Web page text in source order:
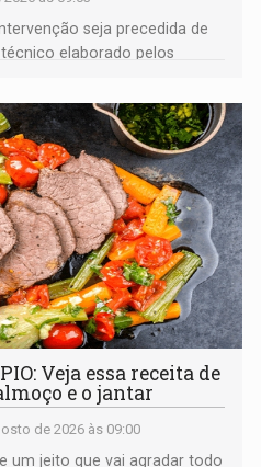
seja precedida de
elaborado pelos
Veja essa receita de
e o jantar
de 2026 às 09:00
um jeito que vai agradar todo